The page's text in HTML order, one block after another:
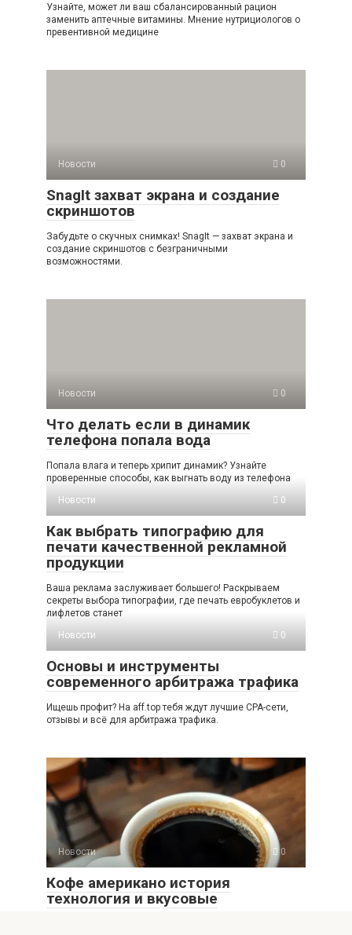
Узнайте, может ли ваш сбалансированный рацион
заменить аптечные витамины. Мнение нутрициологов о
превентивной медицине
Новости 0
SnagIt захват экрана и создание
скриншотов
Забудьте о скучных снимках! SnagIt — захват экрана и
создание скриншотов с безграничными
возможностями.
Новости 0
Что делать если в динамик
телефона попала вода
Попала влага и теперь хрипит динамик? Узнайте
проверенные способы, как выгнать воду из телефона
Новости
0
Как выбрать типографию для
печати качественной рекламной
продукции
Ваша реклама заслуживает большего! Раскрываем
секреты выбора типографии, где печать евробуклетов и
лифлетов станет
Новости
0
Основы и инструменты
современного арбитража трафика
Ищешь профит? На aff.top тебя ждут лучшие CPA-сети,
отзывы и всё для арбитража трафика.
Новости 0
Кофе американо история
технология и вкусовые
характеристики